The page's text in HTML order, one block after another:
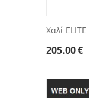
Χαλί
205.00€